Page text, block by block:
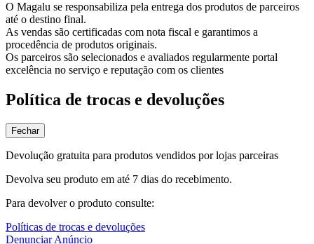
O Magalu se responsabiliza pela entrega dos produtos de parceiros
até o destino final.
As vendas são certificadas com nota fiscal e garantimos a
procedência de produtos originais.
Os parceiros são selecionados e avaliados regularmente portal
excelência no serviço e reputação com os clientes
Política de trocas e devoluções
Fechar
Devolução gratuita para produtos vendidos por lojas parceiras
Devolva seu produto em até 7 dias do recebimento.
Para devolver o produto consulte:
Políticas de trocas e devoluções
Denunciar Anúncio